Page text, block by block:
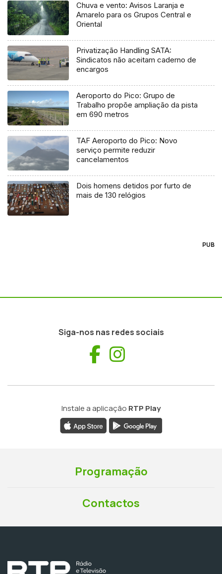
Chuva e vento: Avisos Laranja e
Amarelo para os Grupos Central e
Oriental
Privatização Handling SATA:
Sindicatos não aceitam caderno de
encargos
Aeroporto do Pico: Grupo de
Trabalho propõe ampliação da pista
em 690 metros
TAF Aeroporto do Pico: Novo
serviço permite reduzir
cancelamentos
Dois homens detidos por furto de
mais de 130 relógios
PUB
Siga-nos nas redes sociais
Facebook
Instale a aplicação RTP Play
Programação
Contactos